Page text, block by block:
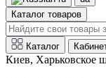
Каталог товаров
Каталог
Киев, Харьковское